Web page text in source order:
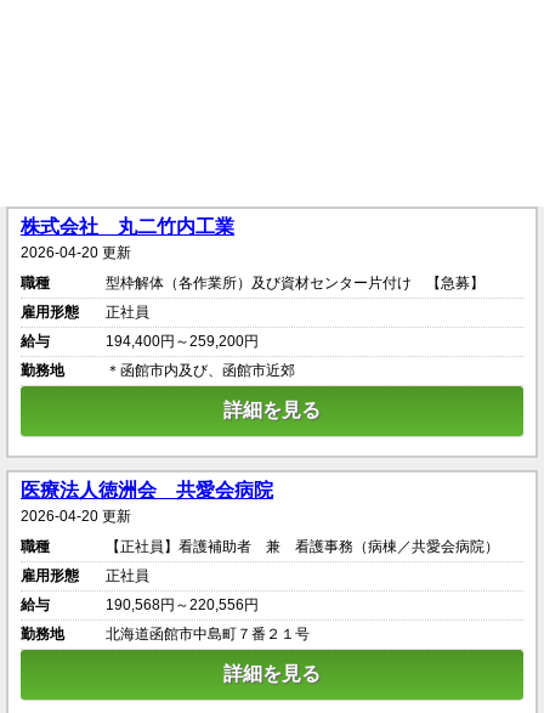
株式会社 丸二竹内工業
2026-04-20 更新
職種
型枠解体（各作業所）及び資材センター片付け 【急募】
雇用形態
正社員
給与
194,400円～259,200円
勤務地
＊函館市内及び、函館市近郊
詳細を見る
医療法人徳洲会 共愛会病院
2026-04-20 更新
職種
【正社員】看護補助者 兼 看護事務（病棟／共愛会病院）
雇用形態
正社員
給与
190,568円～220,556円
勤務地
北海道函館市中島町７番２１号
詳細を見る